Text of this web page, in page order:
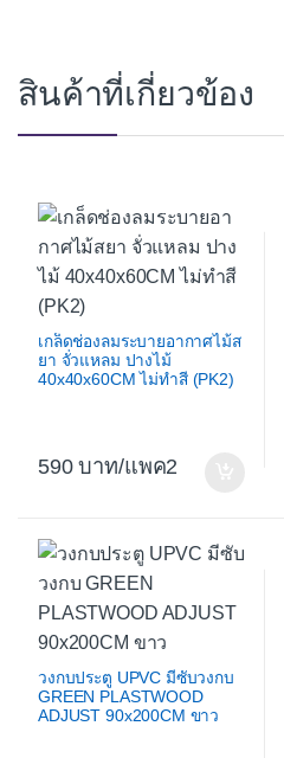
สินค้าที่เกี่ยวข้อง
เกล็ดช่องลมระบายอากาศไม้ส
ยา จั่วแหลม ปางไม้
40x40x60CM ไม่ทำสี (PK2)
590 /แพค2
วงกบประตู UPVC มีซับวงกบ
GREEN PLASTWOOD
ADJUST 90x200CM ขาว